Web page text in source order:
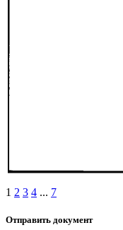
1 2 3 4 ... 7
Отправить документ